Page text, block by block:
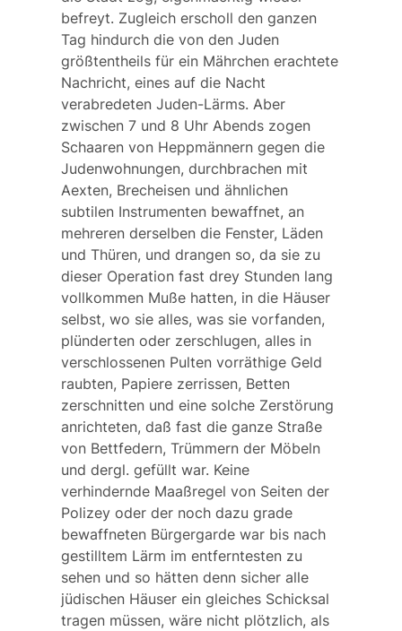
befreyt. Zugleich erscholl den ganzen
Tag hindurch die von den Juden
größtentheils für ein Mährchen erachtete
Nachricht, eines auf die Nacht
verabredeten Juden-Lärms. Aber
zwischen 7 und 8 Uhr Abends zogen
Schaaren von Heppmännern gegen die
Judenwohnungen, durchbrachen mit
Aexten, Brecheisen und ähnlichen
subtilen Instrumenten bewaffnet, an
mehreren derselben die Fenster, Läden
und Thüren, und drangen so, da sie zu
dieser Operation fast drey Stunden lang
vollkommen Muße hatten, in die Häuser
selbst, wo sie alles, was sie vorfanden,
plünderten oder zerschlugen, alles in
verschlossenen Pulten vorräthige Geld
raubten, Papiere zerrissen, Betten
zerschnitten und eine solche Zerstörung
anrichteten, daß fast die ganze Straße
von Bettfedern, Trümmern der Möbeln
und dergl. gefüllt war. Keine
verhindernde Maaßregel von Seiten der
Polizey oder der noch dazu grade
bewaffneten Bürgergarde war bis nach
gestilltem Lärm im entferntesten zu
sehen und so hätten denn sicher alle
jüdischen Häuser ein gleiches Schicksal
tragen müssen, wäre nicht plötzlich, als